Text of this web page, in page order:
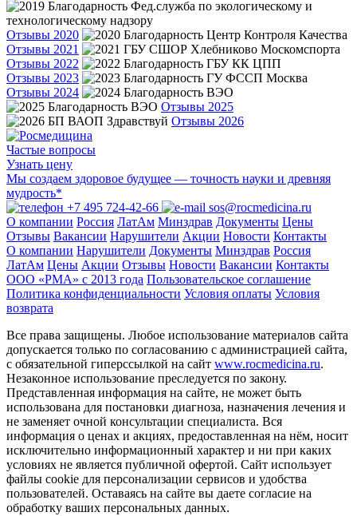
Отзывы 2020
Отзывы 2021
Отзывы 2022
Отзывы 2023
Отзывы 2024
Отзывы 2025
Отзывы 2026
Частые вопросы
Узнать цену
Мы создаем здоровое будущее — точность науки и древняя
мудрость*
+7 495 724-42-66
sos@rocmedicina.ru
О компании Россия ЛатАм Минздрав Документы Цены
Отзывы Вакансии Нарушители Акции Новости Контакты
О компании Нарушители Документы Минздрав Россия
ЛатАм Цены Акции Отзывы Новости Вакансии Контакты
ООО «РМА» c 2013 года Пользовательское соглашение
Политика конфиденциальности Условия оплаты Условия
возврата
Все права защищены. Любое использование материалов сайта
допускается только по согласованию с администрацией сайта,
с обязательной гиперссылкой на сайт www.rocmedicina.ru.
Незаконное использование преследуется по закону.
Представленная информация на сайте, не может быть
использована для постановки диагноза, назначения лечения и
не заменяет очной консультации специалиста. Вся
информация о ценах и акциях, предоставленная на нём, носит
исключительно информационный характер и ни при каких
условиях не является публичной офертой. Сайт использует
файлы cookie для персонализации сервисов и удобства
пользователей. Оставаясь на сайте вы даете согласие на
обработку ваших персональных данных.